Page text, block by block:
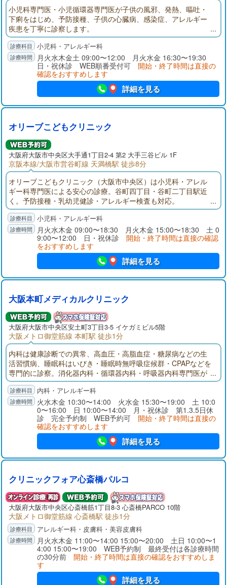
小児科専門医・小児循環器専門医が子供の風邪、発熱、嘔吐・
下痢をはじめ、予防接種、子供の心臓病、感染症、アレルギー
疾患を丁寧に診察します。
小児科・アレルギー科
月火水木金土 09:00〜12:00 月火水金 16:30〜19:30
日・祝休診 WEB順番受付可 開始・終了時間は直接の
確認をおすすめします
詳細を見る
オリーブこどもクリニック
大阪府大阪市中央区大手通1丁目2-4 第2 大手三谷ビル 1F
京阪本線/大阪市営谷町線 天満橋駅 徒歩8分
オリーブこどもクリニック（大阪市中央区）は小児科・アレル
ギー科専門医による安心の診療。谷町四丁目・谷町二丁目駅近
く。予防接種・乳幼児健診・アレルギー検査も対応。
小児科・アレルギー科
月火水木金 09:00〜18:30 月火木金 15:00〜18:30 土 0
9:00〜12:00 日・祝休診 開始・終了時間は直接の確認
をおすすめします
詳細を見る
大阪本町メディカルクリニック
大阪府大阪市中央区安土町3丁目3-5 イケガミビル5階
大阪メトロ御堂筋線 本町駅 徒歩1分
内科は健康診断での異常、高血圧・高脂血症・糖尿病などの生
活習慣病、睡眠科はいびき・睡眠時無呼吸症候群・CPAPなどを
専門的に診察。消化器内科・循環器内科・呼吸器内科専門医が
診察。医療ダイエット(肥満外来)としてGLP-1などの取り扱いあ
り。睡眠障害は万病の元であり、日中の眠気、集中力低下や体
力の低下などから始まり、肥満や生活習慣病である高血圧、糖
尿病、うつ病など、様々な原因につながることが分かっていま
す。睡眠にお悩みを抱えている方はご相談ください。
内科・アレルギー科
火水木金 10:30〜14:00 火水金 15:30〜19:00 土 10:0
0〜16:00 日 10:00〜14:00 月・祝休診 第1.3.5日休
診 完全予約制 WEB予約可 開始・終了時間は直接の
確認をおすすめします
詳細を見る
クリニックフォア心斎橋パルコ
大阪府大阪市中央区心斎橋筋1丁目8-3 心斎橋PARCO 10階
大阪メトロ御堂筋線 心斎橋駅 徒歩1分
アレルギー科・皮膚科・美容皮膚科
月火水木金 11:00〜14:00 15:00〜20:00 土日 10:00〜1
4:00 15:00〜19:00 WEB予約制 最終受付は各診療時間
の30分前 開始・終了時間は直接の確認をおすすめしま
す
詳細を見る